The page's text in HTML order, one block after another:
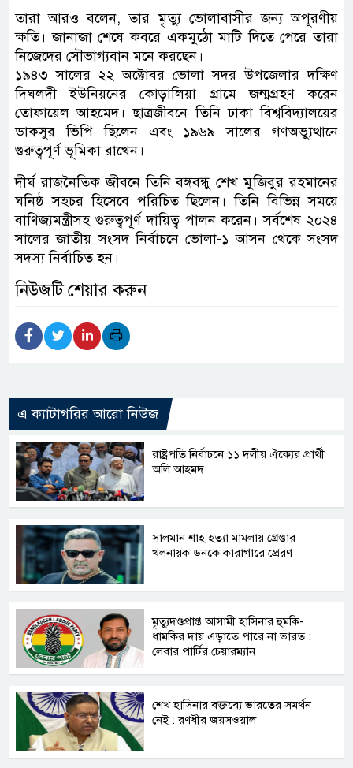
তারা আরও বলেন, তার মৃত্যু ভোলাবাসীর জন্য অপূরণীয়
ক্ষতি। জানাজা শেষে কবরে একমুঠো মাটি দিতে পেরে তারা
নিজেদের সৌভাগ্যবান মনে করছেন।
১৯৪৩ সালের ২২ অক্টোবর ভোলা সদর উপজেলার দক্ষিণ
দিঘলদী ইউনিয়নের কোড়ালিয়া গ্রামে জন্মগ্রহণ করেন
তোফায়েল আহমেদ। ছাত্রজীবনে তিনি ঢাকা বিশ্ববিদ্যালয়ের
ডাকসুর ভিপি ছিলেন এবং ১৯৬৯ সালের গণঅভ্যুত্থানে
গুরুত্বপূর্ণ ভূমিকা রাখেন।
দীর্ঘ রাজনৈতিক জীবনে তিনি বঙ্গবন্ধু শেখ মুজিবুর রহমানের
ঘনিষ্ঠ সহচর হিসেবে পরিচিত ছিলেন। তিনি বিভিন্ন সময়ে
বাণিজ্যমন্ত্রীসহ গুরুত্বপূর্ণ দায়িত্ব পালন করেন। সর্বশেষ ২০২৪
সালের জাতীয় সংসদ নির্বাচনে ভোলা-১ আসন থেকে সংসদ
সদস্য নির্বাচিত হন।
নিউজটি শেয়ার করুন
এ ক্যাটাগরির আরো নিউজ
রাষ্ট্রপতি নির্বাচনে ১১ দলীয় ঐক্যের প্রার্থী
অলি আহমদ
সালমান শাহ হত্যা মামলায় গ্রেপ্তার
খলনায়ক ডনকে কারাগারে প্রেরণ
মৃত্যুদণ্ডপ্রাপ্ত আসামী হাসিনার হুমকি-
ধামকির দায় এড়াতে পারে না ভারত :
লেবার পার্টির চেয়ারম্যান
শেখ হাসিনার বক্তব্যে ভারতের সমর্থন
নেই : রণধীর জয়সওয়াল